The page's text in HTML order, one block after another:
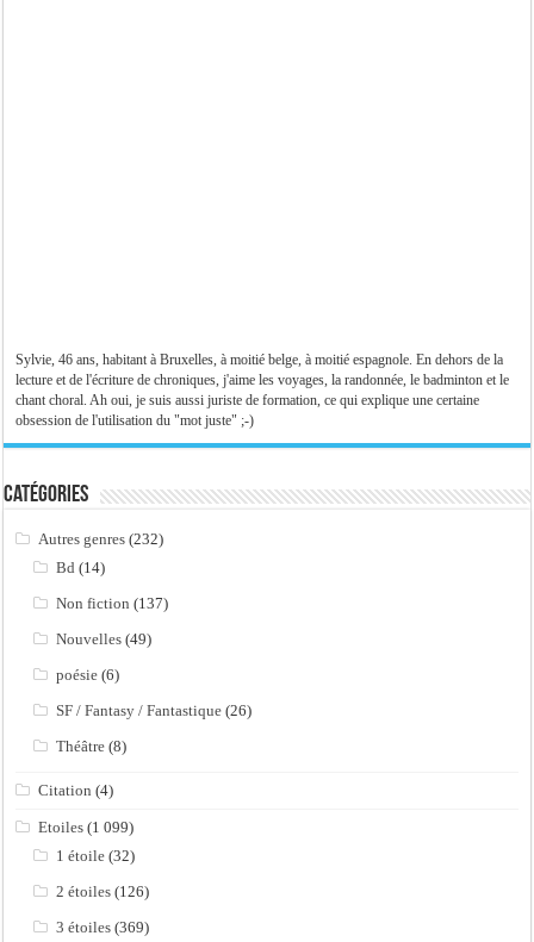
Sylvie, 46 ans, habitant à Bruxelles, à moitié belge, à moitié espagnole. En dehors de la
lecture et de l'écriture de chroniques, j'aime les voyages, la randonnée, le badminton et le
chant choral. Ah oui, je suis aussi juriste de formation, ce qui explique une certaine
obsession de l'utilisation du "mot juste" ;-)
Catégories
Autres genres (232)
Bd (14)
Non fiction (137)
Nouvelles (49)
poésie (6)
SF / Fantasy / Fantastique (26)
Théâtre (8)
Citation (4)
Etoiles (1 099)
1 étoile (32)
2 étoiles (126)
3 étoiles (369)